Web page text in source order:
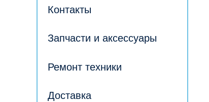
Контакты
Запчасти и аксессуары
Ремонт техники
Доставка